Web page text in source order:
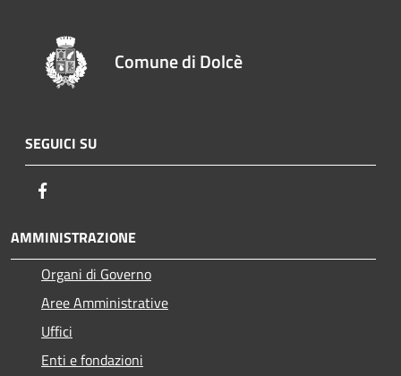
Comune di Dolcè
SEGUICI SU
AMMINISTRAZIONE
Organi di Governo
Aree Amministrative
Uffici
Enti e fondazioni